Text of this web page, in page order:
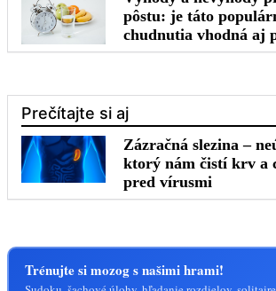
Trénujte si mozog s našimi hrami!